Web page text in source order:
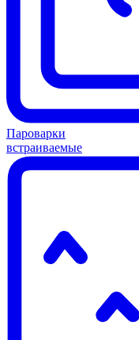
Пароварки
встраиваемые